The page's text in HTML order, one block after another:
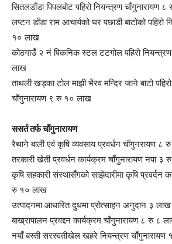
सितलडाँडा पिपलबोट पहिरो नियन्त्रण चाँगुनारायण
लप्टन डाँडा राम आचार्यको घर पछाडी बाटोको पहिरो
१० लाख
कोठगाउँ २ नं पिकनिक स्टल टटगोल पहिरो
लाख
ताथली खड्का टोल माझी भैरव मन्दिर जाने बाटो
चाँगुनारायण ९ रु १० लाख
ससर्त तर्फ चाँगुनारायण
रैथाने बाली एवं कृषि व्यवसाय प्रवर्धन चाँगुनरायण ८
तरकारी खेती प्रवर्धन कार्यक्रम चाँगुनारायण नपा
कृषि सहकारी संस्थासँगको साझेदारीमा कृषि प्रवर्दन
रु १० लाख
उत्पादनमा आधारित दुुधमा प्रोत्साहन अनुदान ३ लाख
बाख्रापालन प्रवद्दन कार्यक्रम चाँगुनारायण ८ रु ८
नयाँ बस्ती सरस्वतीखेल खहरे नियन्त्रण